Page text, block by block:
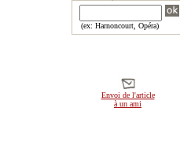
(ex: Harnoncourt, Opéra)
Envoi de l'article
à un ami